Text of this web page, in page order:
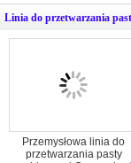
Linia do przetwarzania
Przemysłowa linia do
przetwarzania pasty